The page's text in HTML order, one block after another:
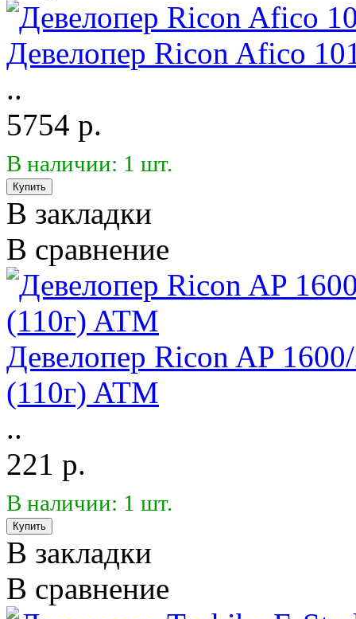
Девелопер Ricon Afico
..
5754 р.
В наличии: 1 шт.
В закладки
В сравнение
Девелопер Ricon AP
(110г) ATM
..
221 р.
В наличии: 1 шт.
В закладки
В сравнение